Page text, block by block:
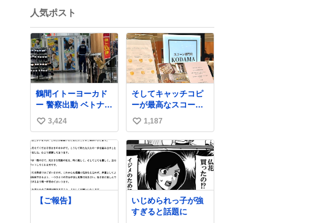
人気ポスト
鶴間イトーヨーカド
ー 警察出動 ベトナム
人の身分証チェック
を開店前に実施、店
内まで見張りにきて
ます。不法滞在者は
覚悟してお越しくだ
さい。
い
い
ね
数
3,424
そしてキャッチコピ
ーが最高なスコーン
屋さんを見つけてし
まったので思わず買
い込んでしまった。
スコーンなんてパッ
サパサなほどええで
すからね。
い
い
ね
数
1,187
【ご報告】
いじめられっ子が強
すぎると話題に